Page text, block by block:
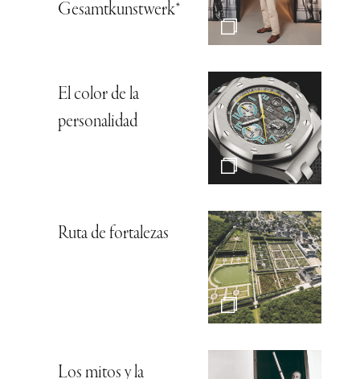
Gesamtkunstwerk*
El color de la
personalidad
Ruta de fortalezas
Los mitos y la